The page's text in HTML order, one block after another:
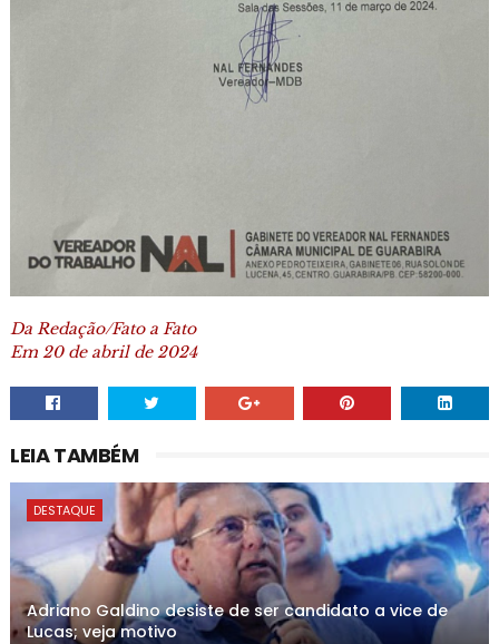
Da Redação/Fato a Fato
Em 20 de abril de 2024
LEIA TAMBÉM
DESTAQUE
Adriano Galdino desiste de ser candidato a vice de
Lucas; veja motivo